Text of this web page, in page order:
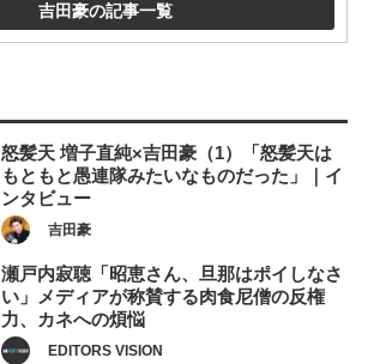
吉田豪の記事一覧
怒髪天 増子直純×吉田豪（1）「怒髪天は
もともと愚連隊みたいなものだった」｜イ
ンタビュー
吉田豪
瀬戸内寂聴「昭恵さん、旦那はポイしなさ
い」メディアが称賛する肉食尼僧の反権
力、カネへの煩悩
EDITORS VISION